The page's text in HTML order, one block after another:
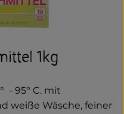
1kg
- 95° C. mit
weiße Wäsche, feiner